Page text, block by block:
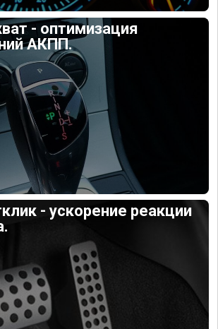
- оптимизация
АКПП.
- ускорение реакции